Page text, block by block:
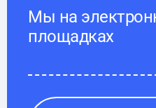
Мы на
площадках